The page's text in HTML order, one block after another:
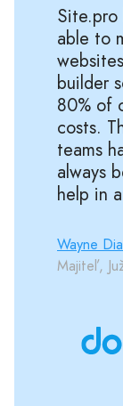
able to
builder
80% of
costs.
teams
always
help in
Wayne
Majiteľ,